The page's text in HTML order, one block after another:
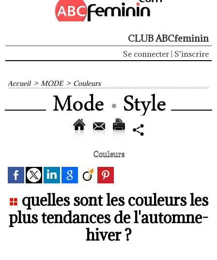
CLUB ABCfeminin
Se connecter S'inscrire
Accueil > MODE > Couleurs
Couleurs
quelles sont les couleurs les
plus tendances de l'automne-
hiver ?